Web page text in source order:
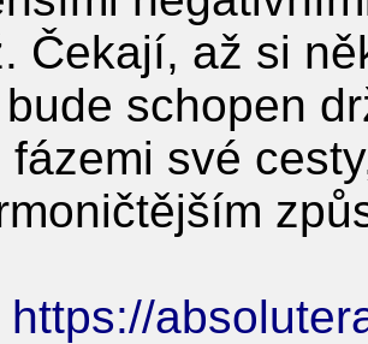
Čekají, až si
schopen
fázemi své
https://